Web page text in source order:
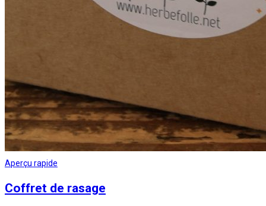
Aperçu rapide
Coffret de rasage